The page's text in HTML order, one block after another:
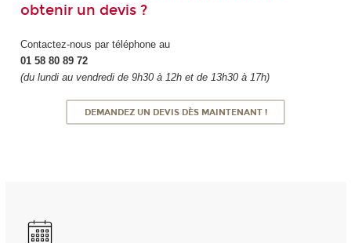
obtenir un devis ?
Contactez-nous par téléphone au
01 58 80 89 72
(du lundi au vendredi de 9h30 à 12h et de 13h30 à 17h)
DEMANDEZ UN DEVIS DÈS MAINTENANT !